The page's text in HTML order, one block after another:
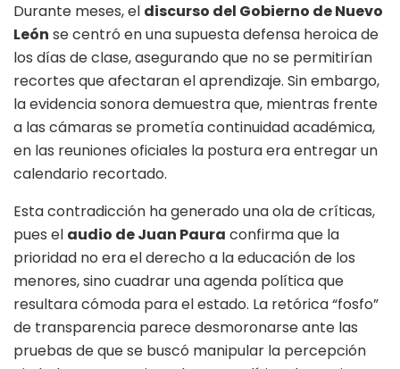
Durante meses, el discurso del Gobierno de Nuevo
León se centró en una supuesta defensa heroica de
los días de clase, asegurando que no se permitirían
recortes que afectaran el aprendizaje. Sin embargo,
la evidencia sonora demuestra que, mientras frente
a las cámaras se prometía continuidad académica,
en las reuniones oficiales la postura era entregar un
calendario recortado.
Esta contradicción ha generado una ola de críticas,
pues el audio de Juan Paura confirma que la
prioridad no era el derecho a la educación de los
menores, sino cuadrar una agenda política que
resultara cómoda para el estado. La retórica “fosfo”
de transparencia parece desmoronarse ante las
pruebas de que se buscó manipular la percepción